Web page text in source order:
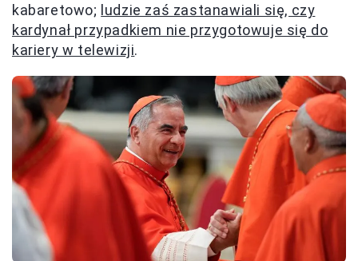
kabaretowo; ludzie zaś zastanawiali się, czy
kardynał przypadkiem nie przygotowuje się do
kariery w telewizji.